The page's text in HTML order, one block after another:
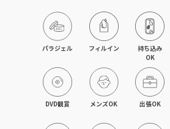
パラジェル フィルイン
持ち込み
OK
DVD観賞 メンズOK 出張OK